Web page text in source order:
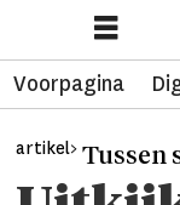
Voorpagina
artikel> Tussen